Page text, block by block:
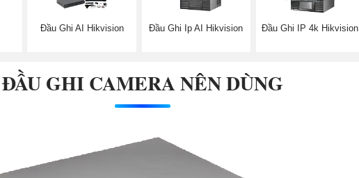
Đầu Ghi AI Hikvision Đầu Ghi Ip AI Hikvision Đầu Ghi IP 4k Hikvision
ĐẦU GHI CAMERA NÊN DÙNG